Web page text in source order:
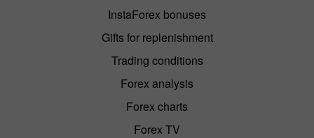
InstaForex bonuses
Gifts for replenishment
Trading conditions
Forex analysis
Forex charts
Forex TV